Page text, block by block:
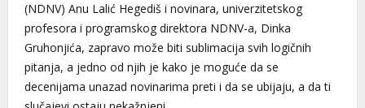
(NDNV) Anu Lalić Hegediš i novinara, univerzitetskog
profesora i programskog direktora NDNV-a, Dinka
Gruhonjića, zapravo može biti sublimacija svih logičnih
pitanja, a jedno od njih je kako je moguće da se
decenijama unazad novinarima preti i da se ubijaju, a da ti